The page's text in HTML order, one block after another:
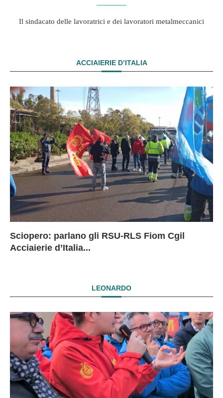
Il sindacato delle lavoratrici e dei lavoratori metalmeccanici
ACCIAIERIE D’ITALIA
Sciopero: parlano gli RSU-RLS Fiom Cgil
Acciaierie d’Italia...
LEONARDO